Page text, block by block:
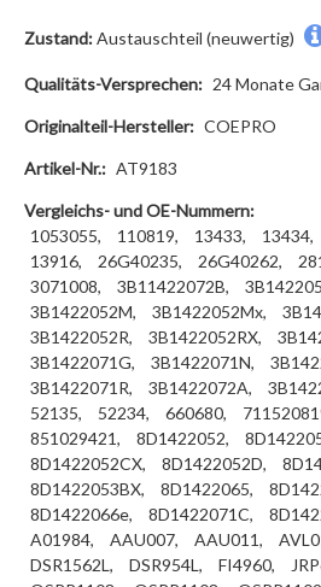
Zustand:Austauschteil (neuwertig)
Qualitäts-Versprechen: 24 Monate
Originalteil-Hersteller: COEPRO
Artikel-Nr.: AT9183
Vergleichs- und OE-Nummern:
1053055,
110819, 13433, 13434,
13916,
26G40235, 26G40262,
3071008,
3B11422072B,
3B1422052M,
3B1422052Mx,
3B1422052R,
3B1422052RX,
3B1422071G,
3B1422071N,
3B1422071R,
3B1422072A,
52135,
52234, 660680,
851029421,
8D1422052,
8D1422052CX,
8D1422052D,
8D1422053BX,
8D1422065,
8D1422066e,
8D1422071C,
A01984,
AAU007, AAU011,
DSR1562L,
DSR954L, FI4960,